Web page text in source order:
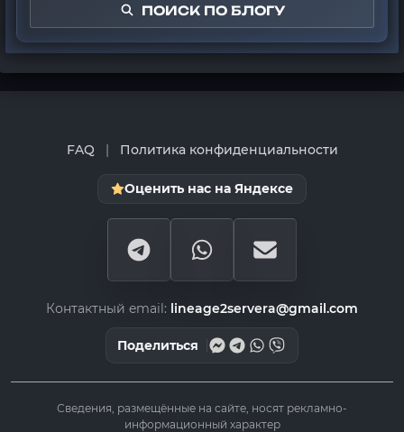
ПОИСК ПО БЛОГУ
FAQ | Политика конфиденциальности
Оценить нас на Яндексе
Контактный email: lineage2servera@gmail.com
Поделиться
Сведения, размещённые на сайте, носят рекламно-
информационный характер